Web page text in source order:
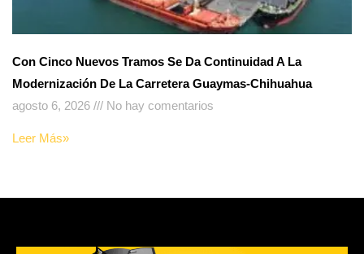
Con Cinco Nuevos Tramos Se Da Continuidad A La
Modernización De La Carretera Guaymas-Chihuahua
agosto 6, 2026
No hay comentarios
Leer Más»